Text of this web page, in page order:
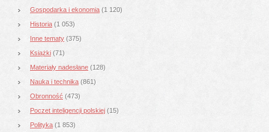
Gospodarka i ekonomia (1 120)
Historia (1 053)
Inne tematy (375)
Książki (71)
Materiały nadesłane (128)
Nauka i technika (861)
Obronność (473)
Poczet inteligencji polskiej (15)
Polityka (1 853)